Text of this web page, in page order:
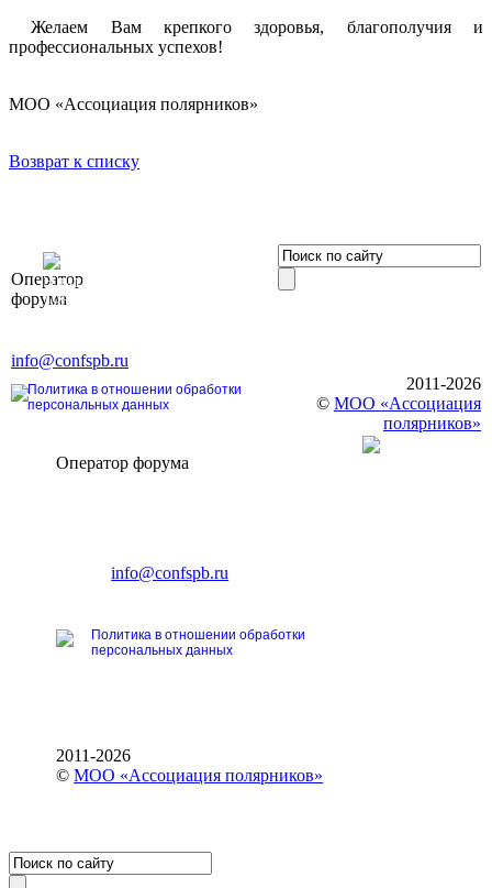
Желаем Вам крепкого здоровья, благополучия и
профессиональных успехов!
МОО «Ассоциация полярников»
Возврат к списку
Оператор
форума
Элит»
196191, г. Санкт-Петербург,
info@confspb.ru
Политика в отношении обработки
персональных данных
2011-2026
© МОО «Ассоциация
полярников»
Оператор форума
E-mail:info@confspb.ru
Политика в отношении обработки
персональных данных
2011-2026
©МОО «Ассоциация полярников»